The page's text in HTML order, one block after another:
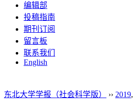
编辑部
投稿指南
期刊订阅
留言板
联系我们
English
东北大学学报（社会科学版） ›› 2019,